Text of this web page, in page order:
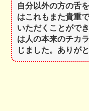
自分以外の方の舌
はこれもまた貴重
いただくことがで
は人の本来のチカ
じました。ありが